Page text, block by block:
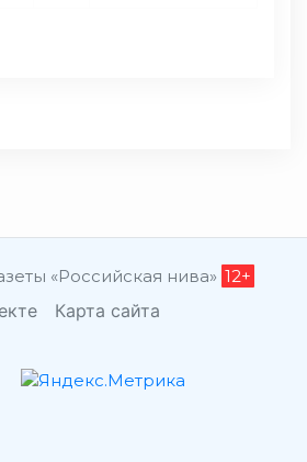
«Российская нива» 12+
Карта сайта